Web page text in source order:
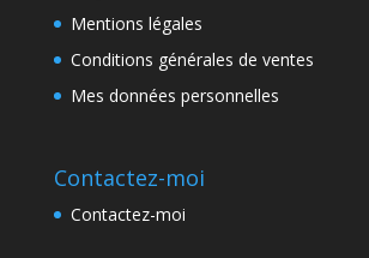
Mentions légales
Conditions générales de ventes
Mes données personnelles
Contactez-moi
Contactez-moi